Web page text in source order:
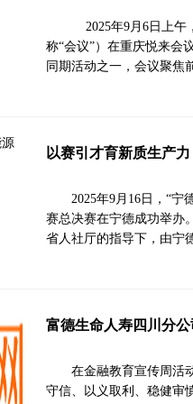
2025年9月6日上午
称“会议”）在重庆悦来会
同期活动之一，会议聚
以赛引才育新质生产
2025年9月16日，“宁
赛总决赛在宁德成功举办
省人社厅的指导下，由
富德生命人寿四川分
在金融教育宣传周活
守信、以义取利、稳健审